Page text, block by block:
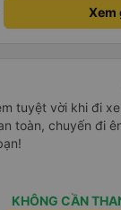
và lên tàu cao
tôi đến đảo
dịch vụ tuyệt vời
này.
Xem
tuyệt vời khi đi
toàn, chuyến đi
KHÔNG CẦN